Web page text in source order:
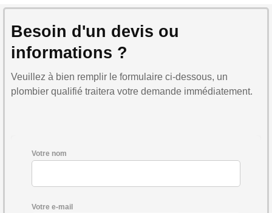
Besoin d'un devis ou
informations ?
Veuillez à bien remplir le formulaire ci-dessous, un
plombier qualifié traitera votre demande immédiatement.
Votre nom
Votre e-mail